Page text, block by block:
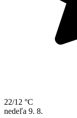
22/12 °C
nedeľa 9. 8.